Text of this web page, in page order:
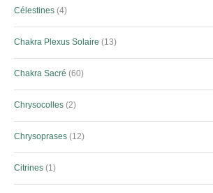
Célestines 4
Chakra Plexus Solaire 13
Chakra Sacré 60
Chrysocolles 2
Chrysoprases 12
Citrines 1